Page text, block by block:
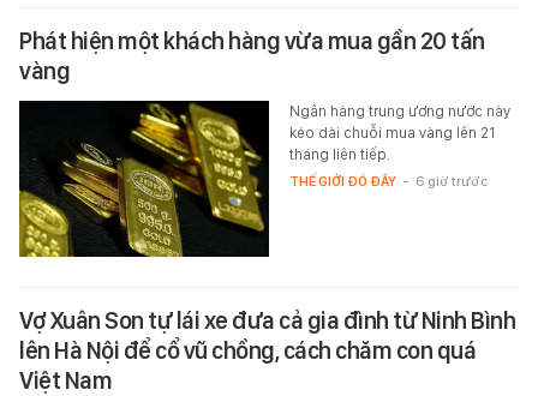
Phát hiện một khách hàng vừa mua gần 20 tấn
vàng
Ngân hàng trung ương nước này
kéo dài chuỗi mua vàng lên 21
tháng liên tiếp.
THẾ GIỚI ĐÓ ĐÂY - 6 giờ trước
Vợ Xuân Son tự lái xe đưa cả gia đình từ Ninh Bình
lên Hà Nội để cổ vũ chồng, cách chăm con quá
Việt Nam